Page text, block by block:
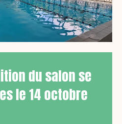
du salon se
le 14 octobre